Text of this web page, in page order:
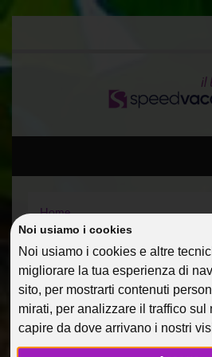
Noi usiamo i cookies
Noi usiamo i cookies e altre
migliorare la tua esperienza di
sito, per mostrarti contenuti
mirati, per analizzare il traffico sul
capire da dove arrivano i nostri
Home
Diario di viaggio: Spagna,
MSC DIVINA 5*
Epifania in Kenya – Il racconto
EPIFANIA IN
RACCONTO DI